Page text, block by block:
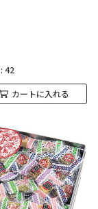
42
カートに入れる